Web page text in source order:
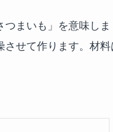
まいも」を意味しま
せて作ります。材料